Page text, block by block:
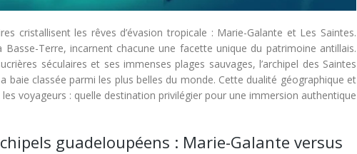
cristallisent les rêves d’évasion tropicale : Marie-Galante et Les Saintes.
Basse-Terre, incarnent chacune une facette unique du patrimoine antillais.
séculaires et ses immenses plages sauvages, l’archipel des Saintes
baie classée parmi les plus belles du monde. Cette dualité géographique et
voyageurs : quelle destination privilégier pour une immersion authentique
guadeloupéens : Marie-Galante versus